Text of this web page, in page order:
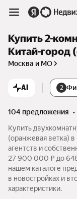
Купить 2-
Китай-город
Москва и МО
AI 2
104 предложения •
Купить
(оранжевая ветка)
агентств и
27 900 000 ₽ до
нашем каталоге
в новостройках и
характеристики.